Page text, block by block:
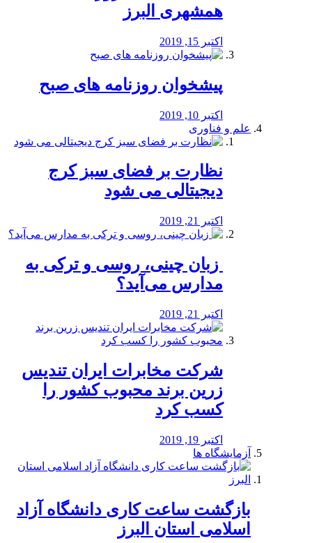
همشهری البرز
اکتبر 15, 2019
پیشخوان روزنامه های صبح
اکتبر 10, 2019
علم و فناوری
نظارت بر فضای سبز کرج
دیجیتالی می شود
اکتبر 21, 2019
️ زبان چینی، روسی و ترکی به
مدارس می‌آید؟
اکتبر 21, 2019
شرکت مخابرات ایران تندیس
زرین برند محبوب کشور را
کسب کرد
اکتبر 19, 2019
آزمایشگاه ها
بازگشت ساعت کاری دانشگاه آزاد
اسلامی استان البرز